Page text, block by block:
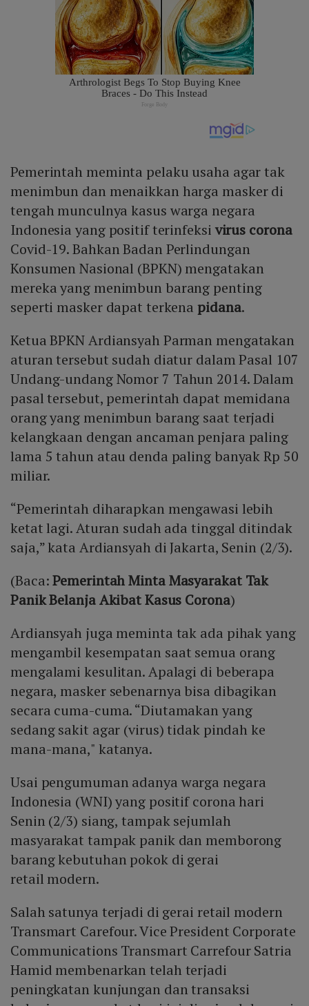
Pemerintah meminta pelaku usaha agar tak
menimbun dan menaikkan harga masker di
tengah munculnya kasus warga negara
Indonesia yang positif terinfeksi virus corona
Covid-19. Bahkan Badan Perlindungan
Konsumen Nasional (BPKN) mengatakan
mereka yang menimbun barang penting
seperti masker dapat terkenapidana.
Ketua BPKN Ardiansyah Parman mengatakan
aturan tersebut sudah diatur dalam Pasal 107
Undang-undang Nomor 7 Tahun 2014. Dalam
pasal tersebut, pemerintah dapat memidana
orang yang menimbun barang saat terjadi
kelangkaan dengan ancaman penjara paling
lama 5 tahun atau denda paling banyak Rp 50
miliar.
“Pemerintah diharapkan mengawasi lebih
ketat lagi. Aturan sudah ada tinggal ditindak
saja,” kata Ardiansyah di Jakarta, Senin (2/3).
(Baca:Pemerintah Minta Masyarakat Tak
Panik Belanja Akibat Kasus Corona)
Ardiansyah juga meminta tak ada pihak yang
mengambil kesempatan saat semua orang
mengalami kesulitan. Apalagi di beberapa
negara, masker sebenarnya bisa dibagikan
secara cuma-cuma. “Diutamakan yang
sedang sakit agar (virus) tidak pindah ke
mana-mana," katanya.
Usai pengumuman adanya warga negara
Indonesia (WNI) yang positif corona hari
Senin (2/3) siang, tampak sejumlah
masyarakat tampak panik dan memborong
barang kebutuhan pokok di gerai
retail modern.
Salah satunya terjadi di gerai retail modern
Transmart Carefour. Vice President Corporate
Communications Transmart Carrefour Satria
Hamid membenarkan telah terjadi
peningkatan kunjungan dan transaksi